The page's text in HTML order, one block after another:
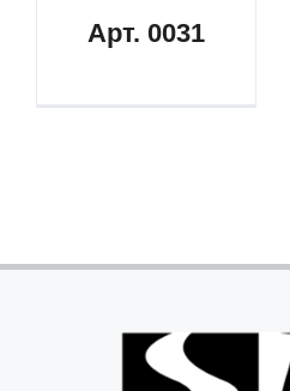
Арт. 0031